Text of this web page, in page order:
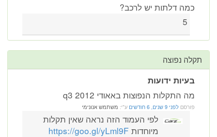
כמה דלתות יש לרכב?
5
תקלה נפוצה
בעיות ידועות
מה התקלות הנפוצות באאודי q3 2012
פורסם לפני 9 שנים, 6 חודשים ע"י: משתמש אנונימי
לפי העמוד הזה נראה שאין תקלות
מיוחדות https://goo.gl/yLml9F